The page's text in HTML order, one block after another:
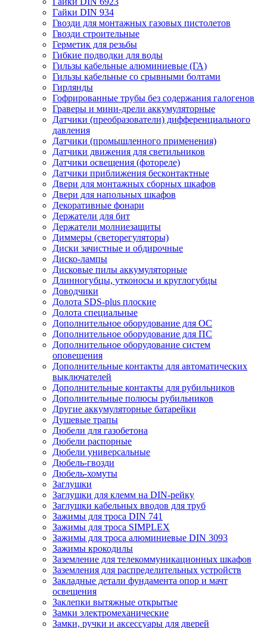
Гайки DIN 934
Гвозди для монтажных газовых пистолетов
Гвозди строительные
Герметик для резьбы
Гибкие подводки для воды
Гильзы кабельные алюминиевые (ГА)
Гильзы кабельные со срывными болтами
Гирлянды
Гофрированные трубы без содержания галогенов
Граверы и мини-дрели аккумуляторные
Датчики (преобразователи) дифференциального
давления
Датчики (промышленного применения)
Датчики движения для светильников
Датчики освещения (фотореле)
Датчики приближения бесконтактные
Двери для монтажных сборных шкафов
Двери для напольных шкафов
Декоративные фонари
Держатели для бит
Держатели молниезащиты
Диммеры (светорегуляторы)
Диски зачистные и обдирочные
Диско-лампы
Дисковые пилы аккумуляторные
Длинногубцы, утконосы и круглогубцы
Доводчики
Долота SDS-plus плоские
Долота специальные
Дополнительное оборудование для ОС
Дополнительное оборудование для ПС
Дополнительное оборудование систем
оповещения
Дополнительные контакты для автоматических
выключателей
Дополнительные контакты для рубильников
Дополнительные полюсы рубильников
Другие аккумуляторные батарейки
Душевые трапы
Дюбели для газобетона
Дюбели распорные
Дюбели универсальные
Дюбель-гвозди
Дюбель-хомуты
Заглушки
Заглушки для клемм на DIN-рейку
Заглушки кабельных вводов для труб
Зажимы для троса DIN 741
Зажимы для троса SIMPLEX
Зажимы для троса алюминиевые DIN 3093
Зажимы крокодилы
Заземление для телекоммуникационных шкафов
Заземления для распределительных устройств
Закладные детали фундамента опор и мачт
освещения
Заклепки вытяжные открытые
Замки электромеханические
Замки, ручки и аксессуары для дверей